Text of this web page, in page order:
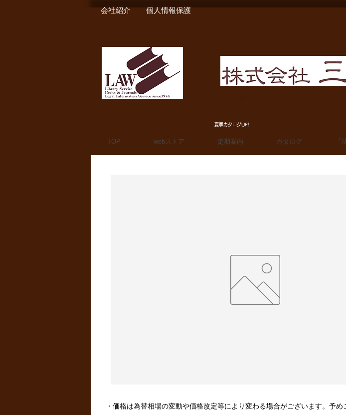
会社紹介 個人情報保護
夏季カタログUP!
TOP webストア 定期案内 カタログ 「
・価格は為替相場の変動や価格改定等により変わる場合がございます。予め